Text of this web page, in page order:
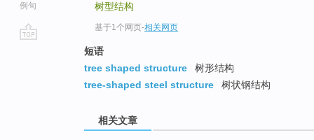
例句
树型结构
基于1个网页-相关网页
短语
tree shaped structure
树形结构
tree-shaped steel structure
树状钢结构
相关文章